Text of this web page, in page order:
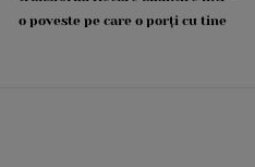
o poveste pe care o porți cu tine